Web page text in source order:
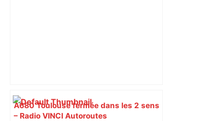
A680 Toulouse fermée dans les 2 sens
– Radio VINCI Autoroutes